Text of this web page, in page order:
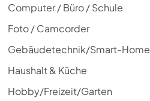
Computer / Büro / Schule
Foto / Camcorder
Gebäudetechnik/Smart-Home
Haushalt & Küche
Hobby/Freizeit/Garten